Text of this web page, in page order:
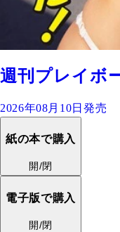
週刊プレイボ
2026年08月10日発売
紙の本で購入
開/閉
電子版で購入
開/閉